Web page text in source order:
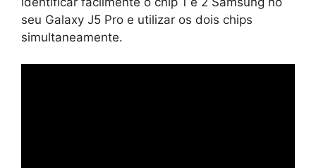
seu Galaxy J5 Pro e utilizar os dois chips
simultaneamente.